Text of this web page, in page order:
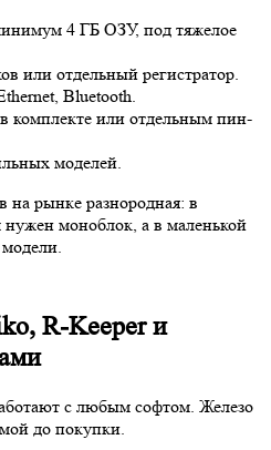
4 ГБ ОЗУ, под тяжелое
или отдельный регистратор.
Bluetooth.
комплекте или отдельным пин-
моделей.
на рынке разнородная: в
нужен моноблок, а в маленькой
R-Keeper и
с любым софтом. Железо
до покупки.